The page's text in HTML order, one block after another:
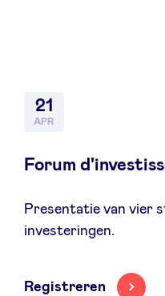
21
APR
Forum
Presentatie van vier
investeringen.
Registreren